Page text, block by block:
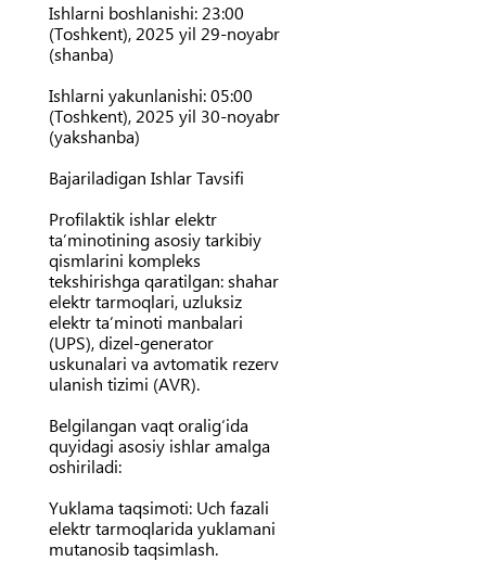
Ishlarni boshlanishi: 23:00
(Toshkent), 2025 yil 29-noyabr
(shanba)
Ishlarni yakunlanishi:05:00
(Toshkent), 2025 yil 30-noyabr
(yakshanba)
Bajariladigan Ishlar Tavsifi
Profilaktik ishlar elektr
ta’minotining asosiy tarkibiy
qismlarini kompleks
tekshirishga qaratilgan: shahar
elektr tarmoqlari, uzluksiz
elektr ta’minoti manbalari
(UPS), dizel-generator
uskunalari va avtomatik rezerv
ulanish tizimi (AVR).
Belgilangan vaqt oralig‘ida
quyidagi asosiy ishlar amalga
oshiriladi:
Yuklama taqsimoti: Uch fazali
elektr tarmoqlarida yuklamani
mutanosib taqsimlash.